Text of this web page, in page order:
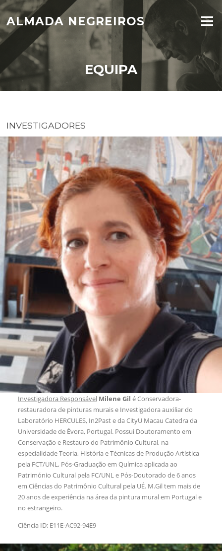
Skip
content
ALMADA NEGREIROS Menu
EQUIPA
INVESTIGADORES
Investigadora Responsável Milene Gil é Conservadora-
restauradora de pinturas murais e Investigadora auxiliar do
Laboratório HERCULES, In2Past e da CityU Macau Catedra da
Universidade de Évora, Portugal. Possui Doutoramento em
Conservação e Restauro do Patrimônio Cultural, na
especialidade Teoria, História e Técnicas de Produção Artística
pela FCT/UNL, Pós-Graduação em Química aplicada ao
Património Cultural pela FC/UNL e Pós-Doutorado de 6 anos
em Ciências do Patrimônio Cultural pela UÉ. M.Gil tem mais de
20 anos de experiência na área da pintura mural em Portugal e
no estrangeiro.
Ciência ID: E11E-AC92-94E9